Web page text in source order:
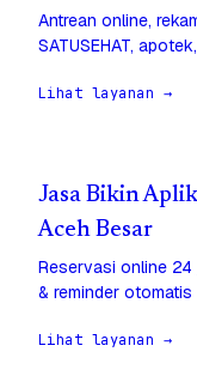
Antrean online,
SATUSEHAT,
Lihat layanan →
Jasa Bikin
Aceh Besar
Reservasi online 24
& reminder
Lihat layanan →